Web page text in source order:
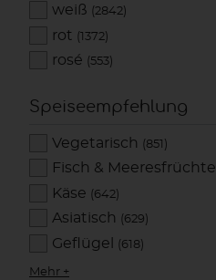
weiß (2842)
rot (1372)
rosé (553)
Speiseempfehlung
Vegetarisch (851)
Fisch & Meeresfrüchte
Käse (642)
Asiatisch (629)
Geflügel (618)
Mehr +